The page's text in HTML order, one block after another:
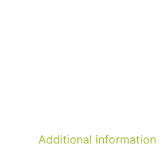
Additional information